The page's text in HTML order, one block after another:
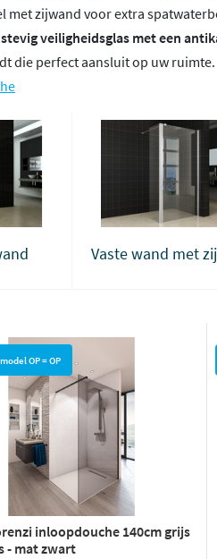
zijwand voor extra
veiligheidsglas met een
die perfect aansluit op uw ruimte.
Vaste wand met
OP = OP
inloopdouche 140cm grijs
- mat zwart